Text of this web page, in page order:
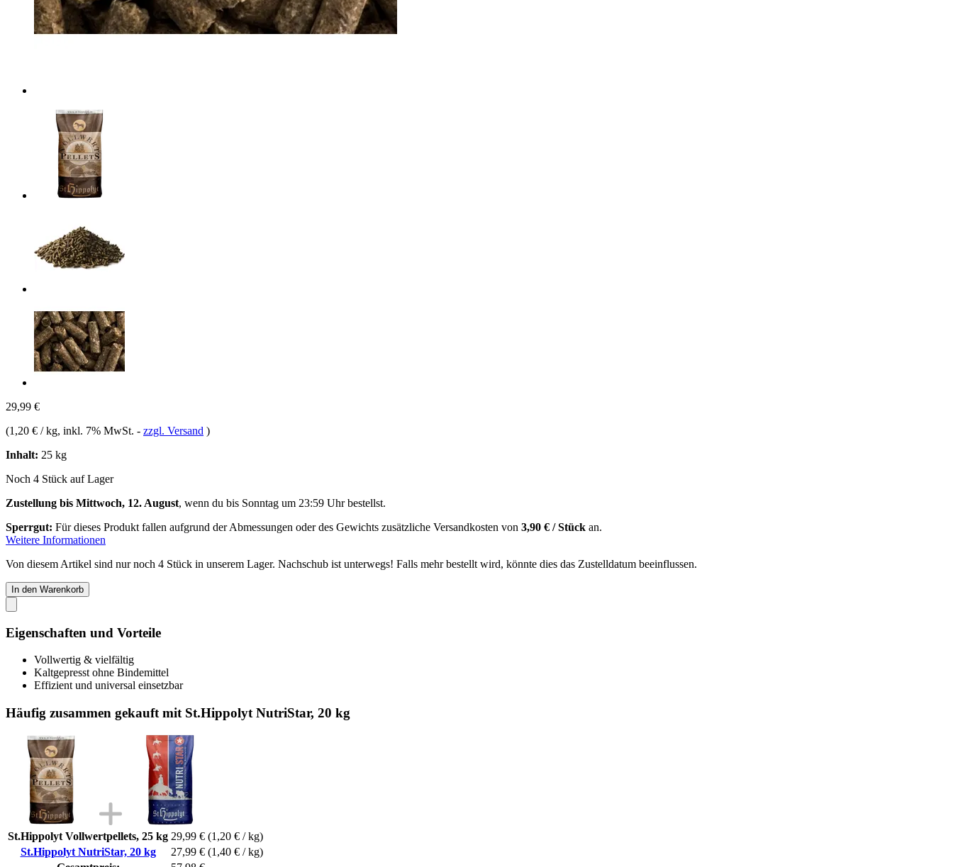
29,99 €
(1,20 € / kg, inkl. 7% MwSt. - zzgl. Versand )
Inhalt: 25 kg
Noch 4 Stück auf Lager
Zustellung bis Mittwoch, 12. August, wenn du bis Sonntag um 23:59 Uhrbestellst.
Sperrgut: Für dieses Produkt fallen aufgrund der Abmessungen oder des Gewichts zusätzliche Versandkosten von 3,90 € / Stück an.
Weitere Informationen
Von diesem Artikel sind nur noch 4 Stück in unserem Lager. Nachschub ist unterwegs! Falls mehr bestellt wird, könnte dies das Zustelldatum beeinflussen.
In den Warenkorb
Eigenschaften und Vorteile
Vollwertig & vielfältig
Kaltgepresst ohne Bindemittel
Effizient und universal einsetzbar
Häufig zusammen gekauft mit St.Hippolyt NutriStar, 20 kg
St.Hippolyt Vollwertpellets, 25 kg 29,99 € (1,20 € / kg)
St.Hippolyt NutriStar, 20 kg
27,99 € (1,40 € / kg)